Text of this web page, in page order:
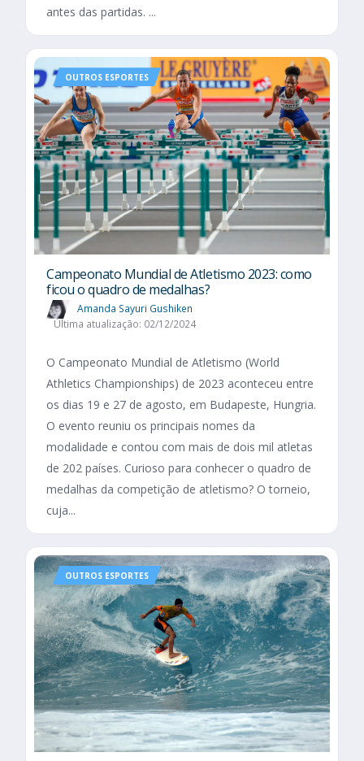
antes das partidas. ...
OUTROS ESPORTES
Campeonato Mundial de Atletismo 2023: como
ficou o quadro de medalhas?
Amanda Sayuri Gushiken
Última atualização: 02/12/2024
O Campeonato Mundial de Atletismo (World
Athletics Championships) de 2023 aconteceu entre
os dias 19 e 27 de agosto, em Budapeste, Hungria.
O evento reuniu os principais nomes da
modalidade e contou com mais de dois mil atletas
de 202 países. Curioso para conhecer o quadro de
medalhas da competição de atletismo? O torneio,
cuja...
OUTROS ESPORTES